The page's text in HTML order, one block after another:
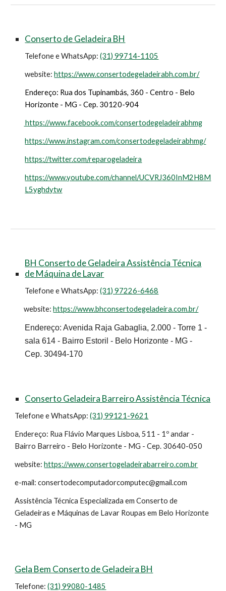
Conserto de Geladeira BH
Telefone e WhatsApp:(31) 99714-1105
website:https://www.consertodegeladeirabh.com.br/
Endereço: Rua dos Tupinambás, 360 - Centro - Belo
Horizonte - MG - Cep. 30120-904
https://www.facebook.com/consertodegeladeirabhmg
https://www.instagram.com/consertodegeladeirabhmg/
https://twitter.com/reparogeladeira
https://www.youtube.com/channel/UCVRJ360InM2H8M
L5yghdytw
BH Conserto de Geladeira Assistência Técnica
de Máquina de Lavar
Telefone e WhatsApp:(31) 97226-6468
website:https://www.bhconsertodegeladeira.com.br/
Endereço: Avenida Raja Gabaglia, 2.000 - Torre 1 -
sala 614 - Bairro Estoril - Belo Horizonte - MG -
Cep. 30494-170
Conserto Geladeira Barreiro Assistência Técnica
Telefone e WhatsApp:(31) 99121-9621
Endereço: Rua Flávio Marques Lisboa, 511 - 1º andar -
Bairro Barreiro - Belo Horizonte - MG - Cep. 30640-050
website:https://www.consertogeladeirabarreiro.com.br
e-mail: consertodecomputadorcomputec@gmail.com
Assistência Técnica Especializada em Conserto de
Geladeiras e Máquinas de Lavar Roupas em Belo Horizonte
- MG
Gela Bem Conserto de Geladeira BH
Telefone:(31) 99080-1485